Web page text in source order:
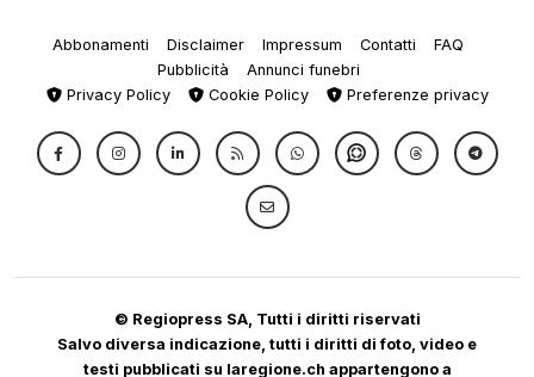
Abbonamenti Disclaimer Impressum Contatti
FAQ
Pubblicità
Annunci funebri
Privacy Policy
Cookie Policy Preferenze privacy
© Regiopress SA, Tutti i diritti riservati
Salvo diversa indicazione, tutti i diritti di foto, video e
testi pubblicati su laregione.ch appartengono a